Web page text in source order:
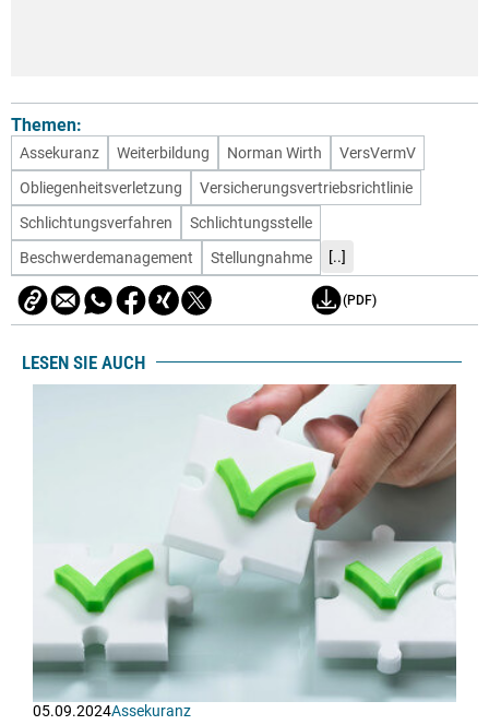
Themen:
Assekuranz Weiterbildung Norman Wirth
VersVermV
Obliegenheitsverletzung
Versicherungsvertriebsrichtlinie
Schlichtungsverfahren
Schlichtungsstelle
Beschwerdemanagement
Stellungnahme [..]
(PDF)
LESEN SIE AUCH
05.09.2024Assekuranz